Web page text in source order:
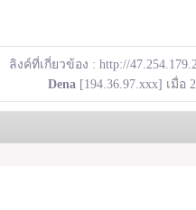
ลิงค์ที่เกี่ยวข้อง : http://
Dena [194.36.97.xxx] เมื่อ